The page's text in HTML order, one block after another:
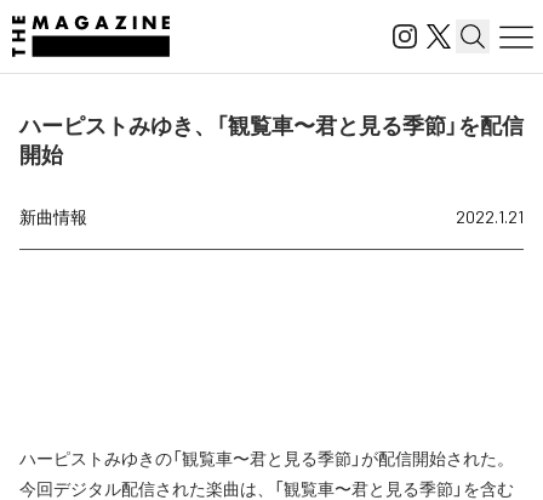
ハーピストみゆき、「観覧車〜君と見る季節」を配信
開始
新曲情報 2022.1.21
ハーピストみゆきの「観覧車〜君と見る季節」が配信開始された。
今回デジタル配信された楽曲は、「観覧車〜君と見る季節」を含む